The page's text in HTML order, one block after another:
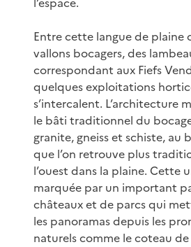
Entre cette langue de plaine
vallons bocagers, des
correspondant aux Fiefs
quelques exploitations
s’intercalent. L’architecture
le bâti traditionnel du
granite, gneiss et schiste, au
que l’on retrouve plus
l’ouest dans la plaine. Cette
marquée par un important
châteaux et de parcs qui
les panoramas depuis les
naturels comme le coteau